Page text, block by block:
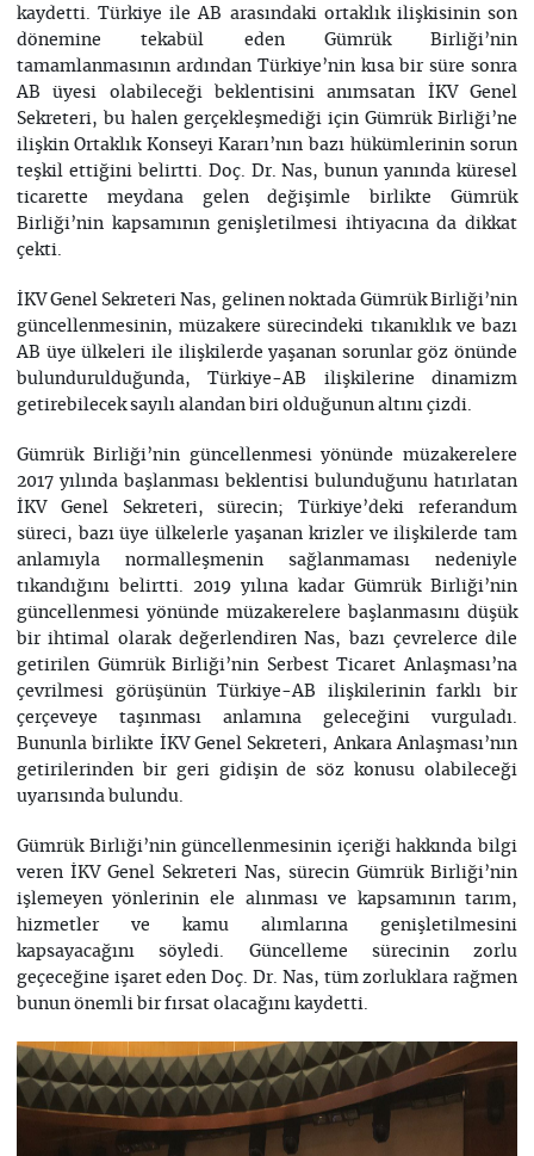
kaydetti. Türkiye ile AB arasındaki ortaklık ilişkisinin son
dönemine tekabül eden Gümrük Birliği’nin
tamamlanmasının ardından Türkiye’nin kısa bir süre sonra
AB üyesi olabileceği beklentisini anımsatan İKV Genel
Sekreteri, bu halen gerçekleşmediği için Gümrük Birliği’ne
ilişkin Ortaklık Konseyi Kararı’nın bazı hükümlerinin sorun
teşkil ettiğini belirtti. Doç. Dr. Nas, bunun yanında küresel
ticarette meydana gelen değişimle birlikte Gümrük
Birliği’nin kapsamının genişletilmesi ihtiyacına da dikkat
çekti.
İKV Genel Sekreteri Nas, gelinen noktada Gümrük Birliği’nin
güncellenmesinin, müzakere sürecindeki tıkanıklık ve bazı
AB üye ülkeleri ile ilişkilerde yaşanan sorunlar göz önünde
bulundurulduğunda, Türkiye-AB ilişkilerine dinamizm
getirebilecek sayılı alandan biri olduğunun altını çizdi.
Gümrük Birliği’nin güncellenmesi yönünde müzakerelere
2017 yılında başlanması beklentisi bulunduğunu hatırlatan
İKV Genel Sekreteri, sürecin; Türkiye’deki referandum
süreci, bazı üye ülkelerle yaşanan krizler ve ilişkilerde tam
anlamıyla normalleşmenin sağlanmaması nedeniyle
tıkandığını belirtti. 2019 yılına kadar Gümrük Birliği’nin
güncellenmesi yönünde müzakerelere başlanmasını düşük
bir ihtimal olarak değerlendiren Nas, bazı çevrelerce dile
getirilen Gümrük Birliği’nin Serbest Ticaret Anlaşması’na
çevrilmesi görüşünün Türkiye-AB ilişkilerinin farklı bir
çerçeveye taşınması anlamına geleceğini vurguladı.
Bununla birlikte İKV Genel Sekreteri, Ankara Anlaşması’nın
getirilerinden bir geri gidişin de söz konusu olabileceği
uyarısında bulundu.
Gümrük Birliği’nin güncellenmesinin içeriği hakkında bilgi
veren İKV Genel Sekreteri Nas, sürecin Gümrük Birliği’nin
işlemeyen yönlerinin ele alınması ve kapsamının tarım,
hizmetler ve kamu alımlarına genişletilmesini
kapsayacağını söyledi. Güncelleme sürecinin zorlu
geçeceğine işaret eden Doç. Dr. Nas, tüm zorluklara rağmen
bunun önemli bir fırsat olacağını kaydetti.